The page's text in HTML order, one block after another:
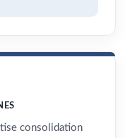
consolidation